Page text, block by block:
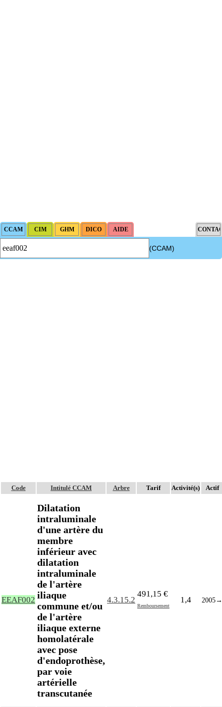
(CCAM)
Code Intitulé CCAM Arbre Tarif Activité(s) Actif
EEAF002
Dilatation
intraluminale
d'une artère du
membre
inférieur avec
dilatation
intraluminale
de l'artère
iliaque
commune et/ou
de l'artère
iliaque externe
homolatérale
avec pose
d'endoprothèse,
par voie
artérielle
transcutanée
4.3.15.2
491,15 €
Remboursement
1,4 2005→